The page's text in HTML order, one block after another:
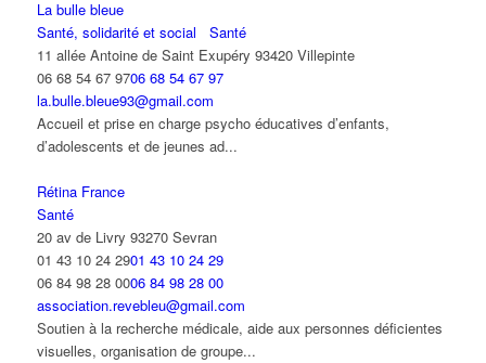
La bulle bleue
Santé, solidarité et social
Santé
11 allée Antoine de Saint Exupéry 93420 Villepinte
06 68 54 67 9706 68 54 67 97
la.bulle.bleue93@gmail.com
Accueil et prise en charge psycho éducatives d’enfants,
d’adolescents et de jeunes ad...
Rétina France
Santé
20 av de Livry 93270 Sevran
01 43 10 24 2901 43 10 24 29
06 84 98 28 0006 84 98 28 00
association.revebleu@gmail.com
Soutien à la recherche médicale, aide aux personnes déficientes
visuelles, organisation de groupe...